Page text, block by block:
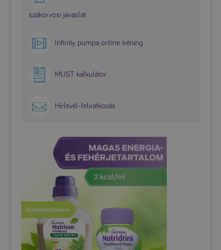
szakorvosi javaslat
Infinity pumpa online tréning
MUST kalkulátor
Hírlevél-feliratkozás